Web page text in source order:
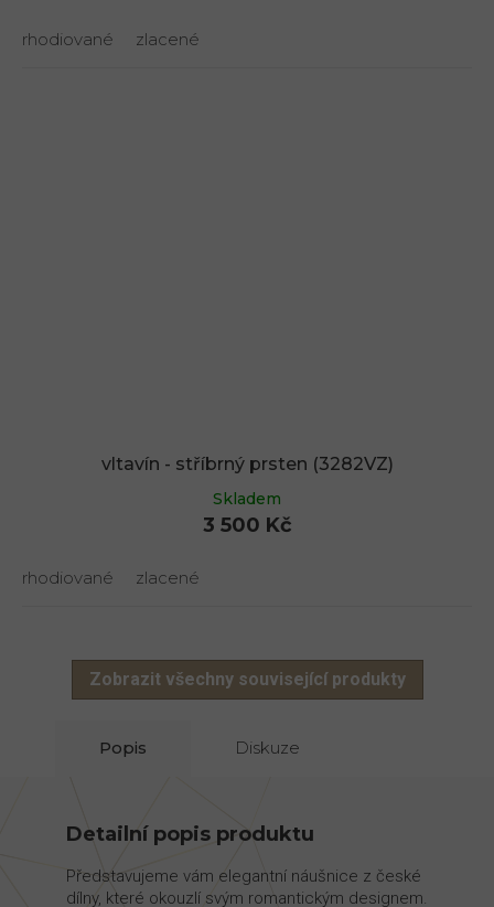
rhodiované zlacené
vltavín - stříbrný prsten (3282VZ)
Skladem
3 500 Kč
rhodiované zlacené
Zobrazit všechny související produkty
Popis Diskuze
Detailní popis produktu
Představujeme vám elegantní náušnice z české
dílny, které okouzlí svým romantickým designem.